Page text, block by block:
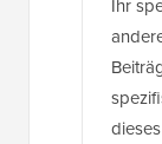
Ihr